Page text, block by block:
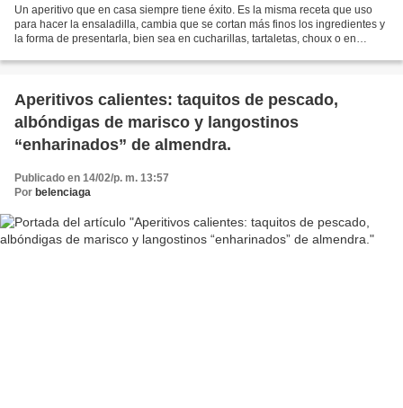
Un aperitivo que en casa siempre tiene éxito. Es la misma receta que uso
para hacer la ensaladilla, cambia que se cortan más finos los ingredientes y
la forma de presentarla, bien sea en cucharillas, tartaletas, choux o en
Aperitivos calientes: taquitos de pescado,
albóndigas de marisco y langostinos
“enharinados” de almendra.
Publicado en 14/02/p. m. 13:57
Por belenciaga